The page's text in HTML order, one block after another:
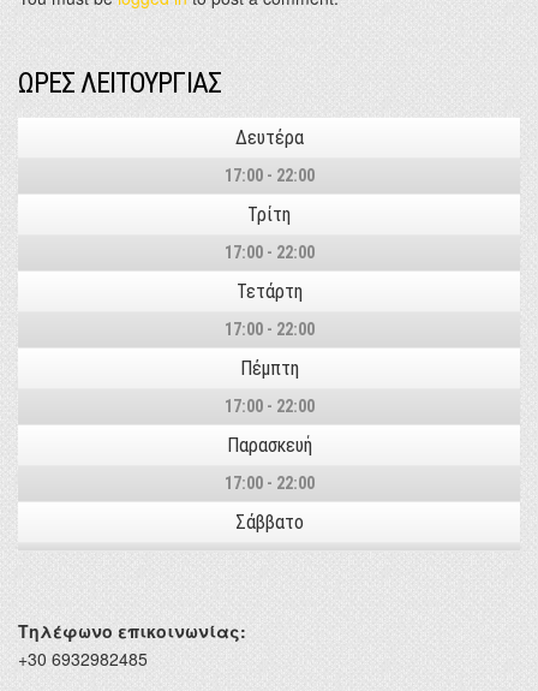
ΩΡΕΣ ΛΕΙΤΟΥΡΓΙΑΣ
Δευτέρα
17:00 - 22:00
Τρίτη
17:00 - 22:00
Τετάρτη
17:00 - 22:00
Πέμπτη
17:00 - 22:00
Παρασκευή
17:00 - 22:00
Σάββατο
Τηλέφωνο επικοινωνίας:
+30 6932982485